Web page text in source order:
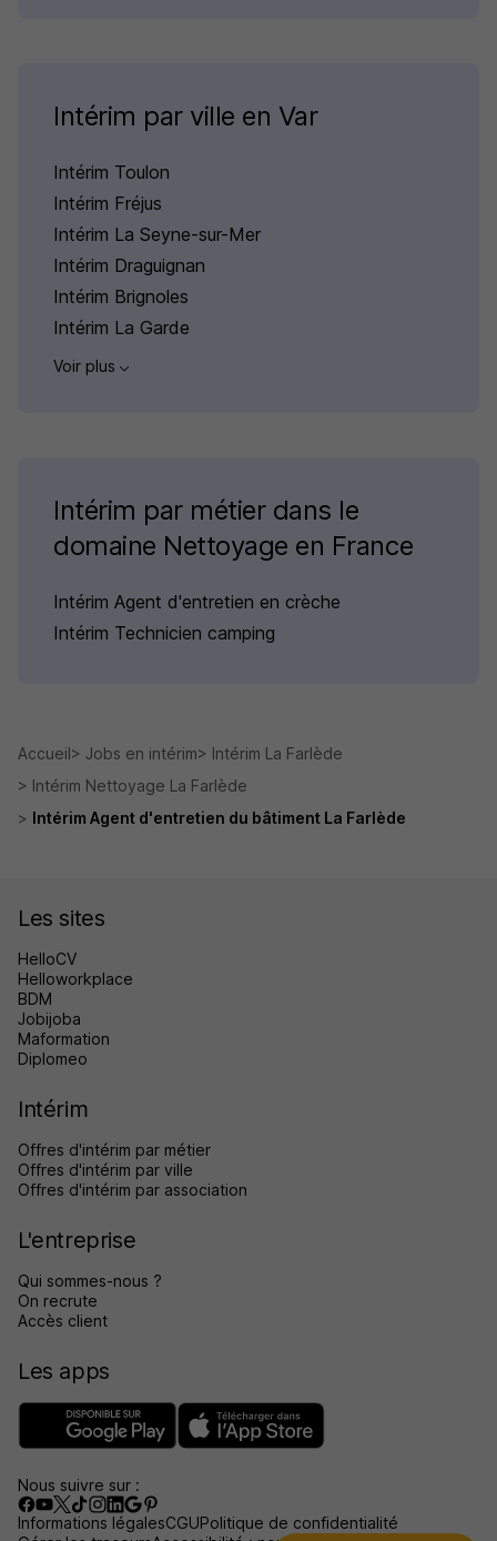
Intérim par ville en Var
Intérim Toulon
Intérim Fréjus
Intérim La Seyne-sur-Mer
Intérim Draguignan
Intérim Brignoles
Intérim La Garde
Voir plus
Intérim par métier dans le
domaine Nettoyage en France
Intérim Agent d'entretien en crèche
Intérim Technicien camping
Accueil Jobs en intérim
Intérim La Farlède
Intérim Nettoyage La Farlède
Intérim Agent d'entretien du bâtiment La Farlède
Les sites
HelloCV
Helloworkplace
BDM
Jobijoba
Maformation
Diplomeo
Intérim
Offres d'intérim par métier
Offres d'intérim par ville
Offres d'intérim par association
L'entreprise
Qui sommes-nous ?
On recrute
Accès client
Les apps
Nous suivre sur :
Informations légalesCGUPolitique de confidentialité